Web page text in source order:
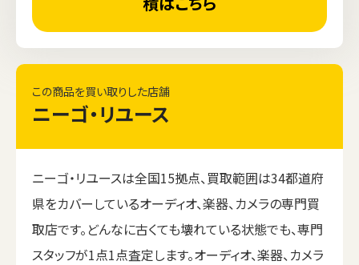
この商品を買い取りした店舗
ニーゴ・リユース
ニーゴ・リユースは全国15拠点、買取範囲は34都道府
県をカバーしているオーディオ、楽器、カメラの専門買
取店です。どんなに古くても壊れている状態でも、専門
スタッフが1点1点査定します。オーディオ、楽器、カメラ